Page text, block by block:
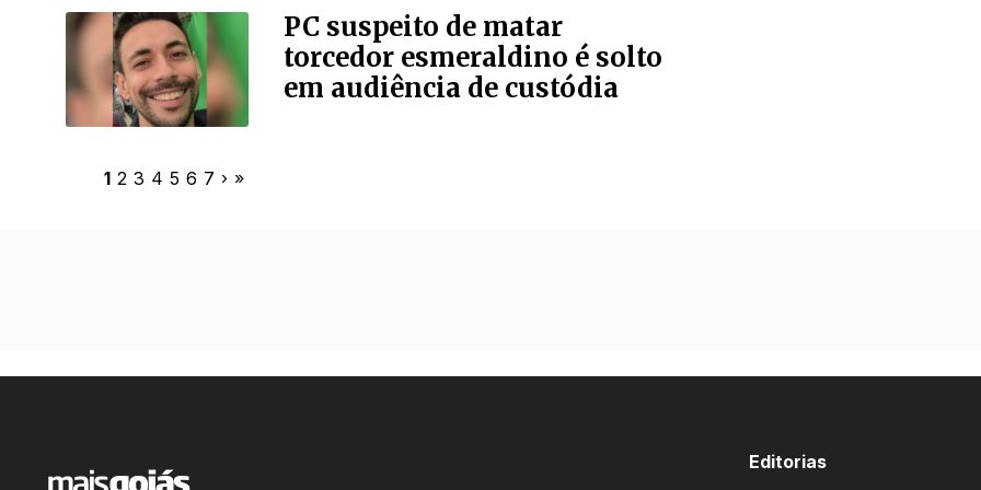
PC suspeito de matar
torcedor esmeraldino é solto
em audiência de custódia
1 2 3 4 5 6 7 › »
Editorias